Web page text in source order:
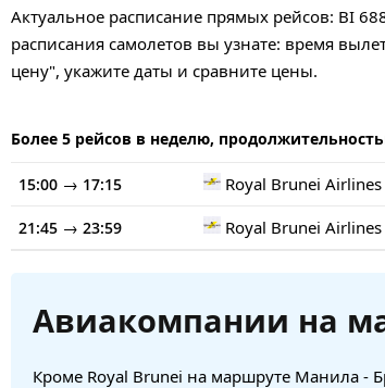
Актуальное расписание прямых рейсов: BI
расписания самолетов вы узнате: время
цену", укажите даты и сравните цены.
Более 5 рейсов в неделю,
15:00 → 17:15 Royal Brunei Airlines
21:45 → 23:59 Royal Brunei Airlines
Авиакомпании на
Кроме Royal Brunei на маршруте Манила -